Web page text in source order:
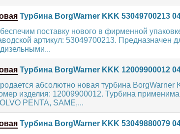
Турбина BorgWarner KKK 53049700213
поставку нового в фирменной
артикул: 53049700213. Предназначен
Турбина BorgWarner KKK 12009900012
абсолютно новая турбина
изделия: 12009900012. Турбина
PENTA, SAME,...
Турбина BorgWarner KKK 53049880079